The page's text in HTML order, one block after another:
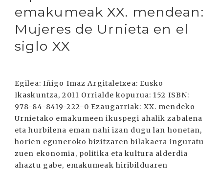
emakumeak XX. mendean:
Mujeres de Urnieta en el
siglo XX
Egilea: Iñigo Imaz Argitaletxea: Eusko
Ikaskuntza, 2011 Orrialde kopurua: 152 ISBN:
978-84-8419-222-0 Ezaugarriak: XX. mendeko
Urnietako emakumeen ikuspegi ahalik zabalena
eta hurbilena eman nahi izan dugu lan honetan,
horien eguneroko bizitzaren bilakaera inguratu
zuen ekonomia, politika eta kultura alderdia
ahaztu gabe, emakumeak hiribilduaren